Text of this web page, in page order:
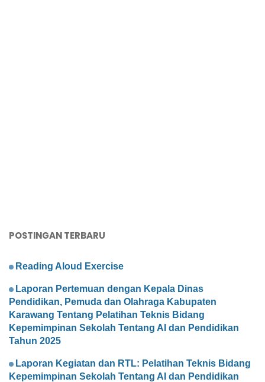
POSTINGAN TERBARU
Reading Aloud Exercise
Laporan Pertemuan dengan Kepala Dinas
Pendidikan, Pemuda dan Olahraga Kabupaten
Karawang Tentang Pelatihan Teknis Bidang
Kepemimpinan Sekolah Tentang AI dan Pendidikan
Tahun 2025
Laporan Kegiatan dan RTL: Pelatihan Teknis Bidang
Kepemimpinan Sekolah Tentang AI dan Pendidikan